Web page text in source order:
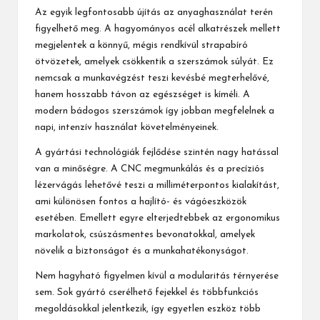
Az egyik legfontosabb újítás az anyaghasználat terén
figyelhető meg. A hagyományos acél alkatrészek mellett
megjelentek a könnyű, mégis rendkívül strapabíró
ötvözetek, amelyek csökkentik a szerszámok súlyát. Ez
nemcsak a munkavégzést teszi kevésbé megterhelővé,
hanem hosszabb távon az egészséget is kíméli. A
modern bádogos szerszámok így jobban megfelelnek a
napi, intenzív használat követelményeinek.
A gyártási technológiák fejlődése szintén nagy hatással
van a minőségre. A CNC megmunkálás és a precíziós
lézervágás lehetővé teszi a milliméterpontos kialakítást,
ami különösen fontos a hajlító- és vágóeszközök
esetében. Emellett egyre elterjedtebbek az ergonomikus
markolatok, csúszásmentes bevonatokkal, amelyek
növelik a biztonságot és a munkahatékonyságot.
Nem hagyható figyelmen kívül a modularitás térnyerése
sem. Sok gyártó cserélhető fejekkel és többfunkciós
megoldásokkal jelentkezik, így egyetlen eszköz több